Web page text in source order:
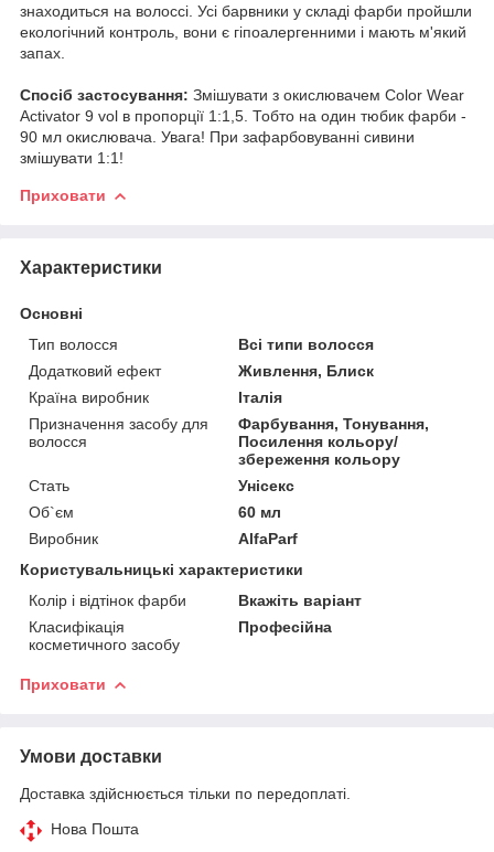
знаходиться на волоссі. Усі барвники у складі фарби пройшли
екологічний контроль, вони є гіпоалергенними і мають м'який
запах.
Спосіб застосування: Змішувати з окислювачем Color Wear
Activator 9 vol в пропорції 1:1,5. Тобто на один тюбик фарби -
90 мл окислювача. Увага! При зафарбовуванні сивини
змішувати 1:1!
Приховати
Характеристики
Основні
Тип волосся
Всі типи волосся
Додатковий ефект
Живлення, Блиск
Країна виробник
Італія
Призначення засобу для
волосся
Фарбування, Тонування,
Посилення кольору/
збереження кольору
Стать
Унісекс
Об`єм
60 мл
Виробник
AlfaParf
Користувальницькі характеристики
Колір і відтінок фарби
Вкажіть варіант
Класифікація
косметичного засобу
Професійна
Приховати
Умови доставки
Доставка здійснюється тільки по передоплаті.
Нова Пошта